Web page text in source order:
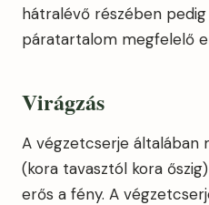
hátralévő részében
páratartalom megfelelő
Virágzás
A végzetcserje
(kora tavasztól kora
erős a fény. A